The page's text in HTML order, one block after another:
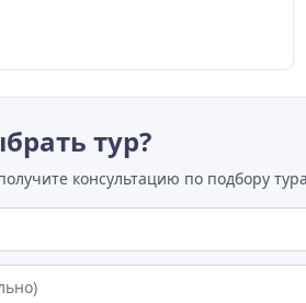
тур?
консультацию по подбору